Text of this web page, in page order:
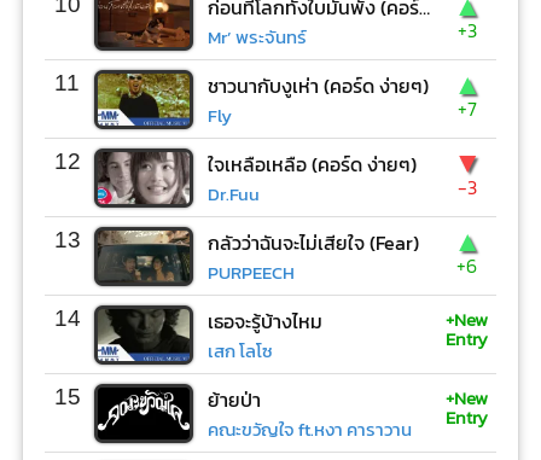
ก่อนที่โลกทั้งใบมันพัง (คอร์ด ง่ายๆ)
Mr’ พระจันทร์ +3
11 ชาวนากับงูเห่า (คอร์ด ง่ายๆ)
Fly
▲
+7
12 ใจเหลือเหลือ (คอร์ด ง่ายๆ)
Dr.Fuu
▼
-3
13 กลัวว่าฉันจะไม่เสียใจ (Fear)
PURPEECH
▲
+6
14 เธอจะรู้บ้างไหม
เสก โลโซ
+New
Entry
15 ย้ายป่า
คณะขวัญใจ ft.หงา คาราวาน
+New
Entry